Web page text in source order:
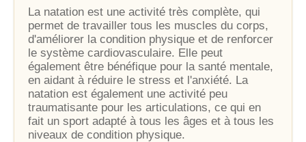
La natation est une activité très complète, qui
permet de travailler tous les muscles du corps,
d'améliorer la condition physique et de renforcer
le système cardiovasculaire. Elle peut
également être bénéfique pour la santé mentale,
en aidant à réduire le stress et l'anxiété. La
natation est également une activité peu
traumatisante pour les articulations, ce qui en
fait un sport adapté à tous les âges et à tous les
niveaux de condition physique.